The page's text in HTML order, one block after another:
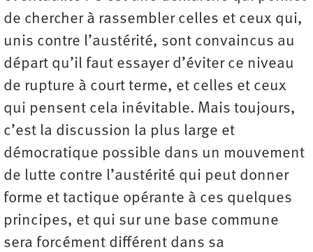
de chercher à rassembler celles et ceux qui,
unis contre l’austérité, sont convaincus au
départ qu’il faut essayer d’éviter ce niveau
de rupture à court terme, et celles et ceux
qui pensent cela inévitable. Mais toujours,
c’est la discussion la plus large et
démocratique possible dans un mouvement
de lutte contre l’austérité qui peut donner
forme et tactique opérante à ces quelques
principes, et qui sur une base commune
sera forcément différent dans sa